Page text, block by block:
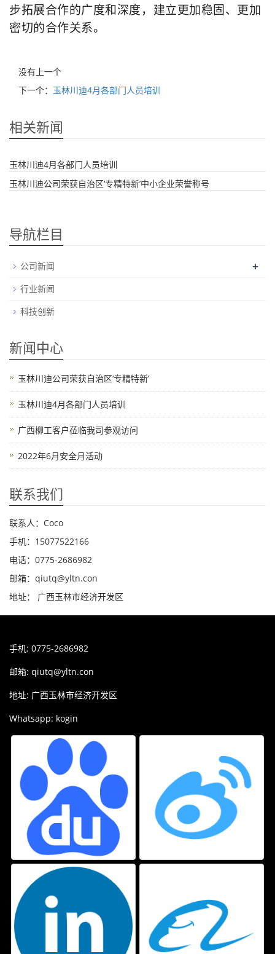
步拓展合作的广度和深度，建立更加稳固、更加
密切的合作关系。
没有上一个
下一个： 玉林川迪4月各部门人员培训
相关新闻
玉林川迪4月各部门人员培训
玉林川迪公司荣获自治区‘专精特新’中小企业荣誉称号
导航栏目
公司新闻 +
行业新闻
科技创新
新闻中心
玉林川迪公司荣获自治区‘专精特新’
玉林川迪4月各部门人员培训
广西柳工客户莅临我司参观访问
2022年6月安全月活动
联系我们
联系人：Coco
手机：15077522166
电话：0775-2686982
邮箱：qiutq@yltn.con
地址： 广西玉林市经济开发区
手机: 0775-2686982
邮箱: qiutq@yltn.con
地址: 广西玉林市经济开发区
Whatsapp: kogin